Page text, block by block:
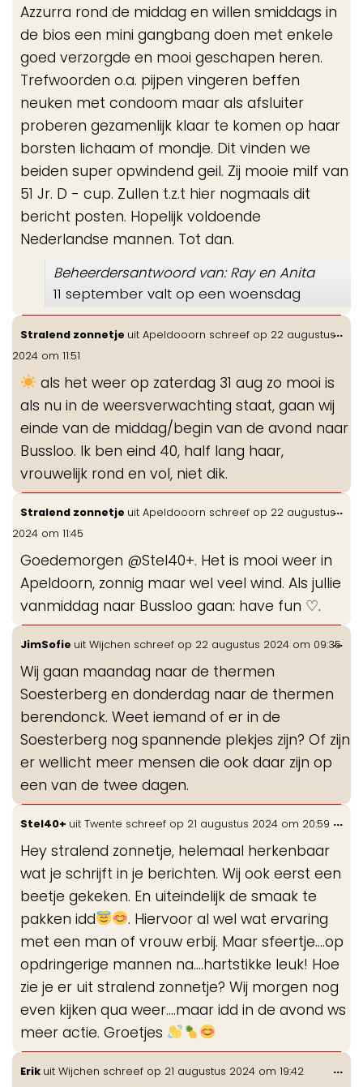
Azzurra rond de middag en willen smiddags in
de bios een mini gangbang doen met enkele
goed verzorgde en mooi geschapen heren.
Trefwoorden o.a. pijpen vingeren beffen
neuken met condoom maar als afsluiter
proberen gezamenlijk klaar te komen op haar
borsten lichaam of mondje. Dit vinden we
beiden super opwindend geil. Zij mooie milf van
51 Jr. D - cup. Zullen t.z.t hier nogmaals dit
bericht posten. Hopelijk voldoende
Nederlandse mannen. Tot dan.
Beheerdersantwoord van: Ray en Anita
11 september valt op een woensdag
Stralend zonnetje uit Apeldooorn schreef op 22 augustus
2024 om 11:51
als het weer op zaterdag 31 aug zo mooi is
als nu in de weersverwachting staat, gaan wij
einde van de middag/begin van de avond naar
Bussloo. Ik ben eind 40, half lang haar,
vrouwelijk rond en vol, niet dik.
...
Stralend zonnetje uit Apeldooorn schreef op 22 augustus
2024 om 11:45
Goedemorgen @Stel40+. Het is mooi weer in
Apeldoorn, zonnig maar wel veel wind. Als jullie
vanmiddag naar Bussloo gaan: have fun ♡.
...
JimSofie uit Wijchen schreef op 22 augustus 2024 om 09:35
Wij gaan maandag naar de thermen
Soesterberg en donderdag naar de thermen
berendonck. Weet iemand of er in de
Soesterberg nog spannende plekjes zijn? Of zijn
er wellicht meer mensen die ook daar zijn op
een van de twee dagen.
...
Stel40+ uit Twente schreef op 21 augustus 2024 om 20:59
Hey stralend zonnetje, helemaal herkenbaar
wat je schrijft in je berichten. Wij ook eerst een
beetje gekeken. En uiteindelijk de smaak te
pakken idd
. Hiervoor al wel wat ervaring
met een man of vrouw erbij. Maar sfeertje....op
opdringerige mannen na....hartstikke leuk! Hoe
zie je er uit stralend zonnetje? Wij morgen nog
even kijken qua weer....maar idd in de avond ws
meer actie. Groetjes
...
Erik uit Wijchen schreef op 21 augustus 2024 om 19:42 ...